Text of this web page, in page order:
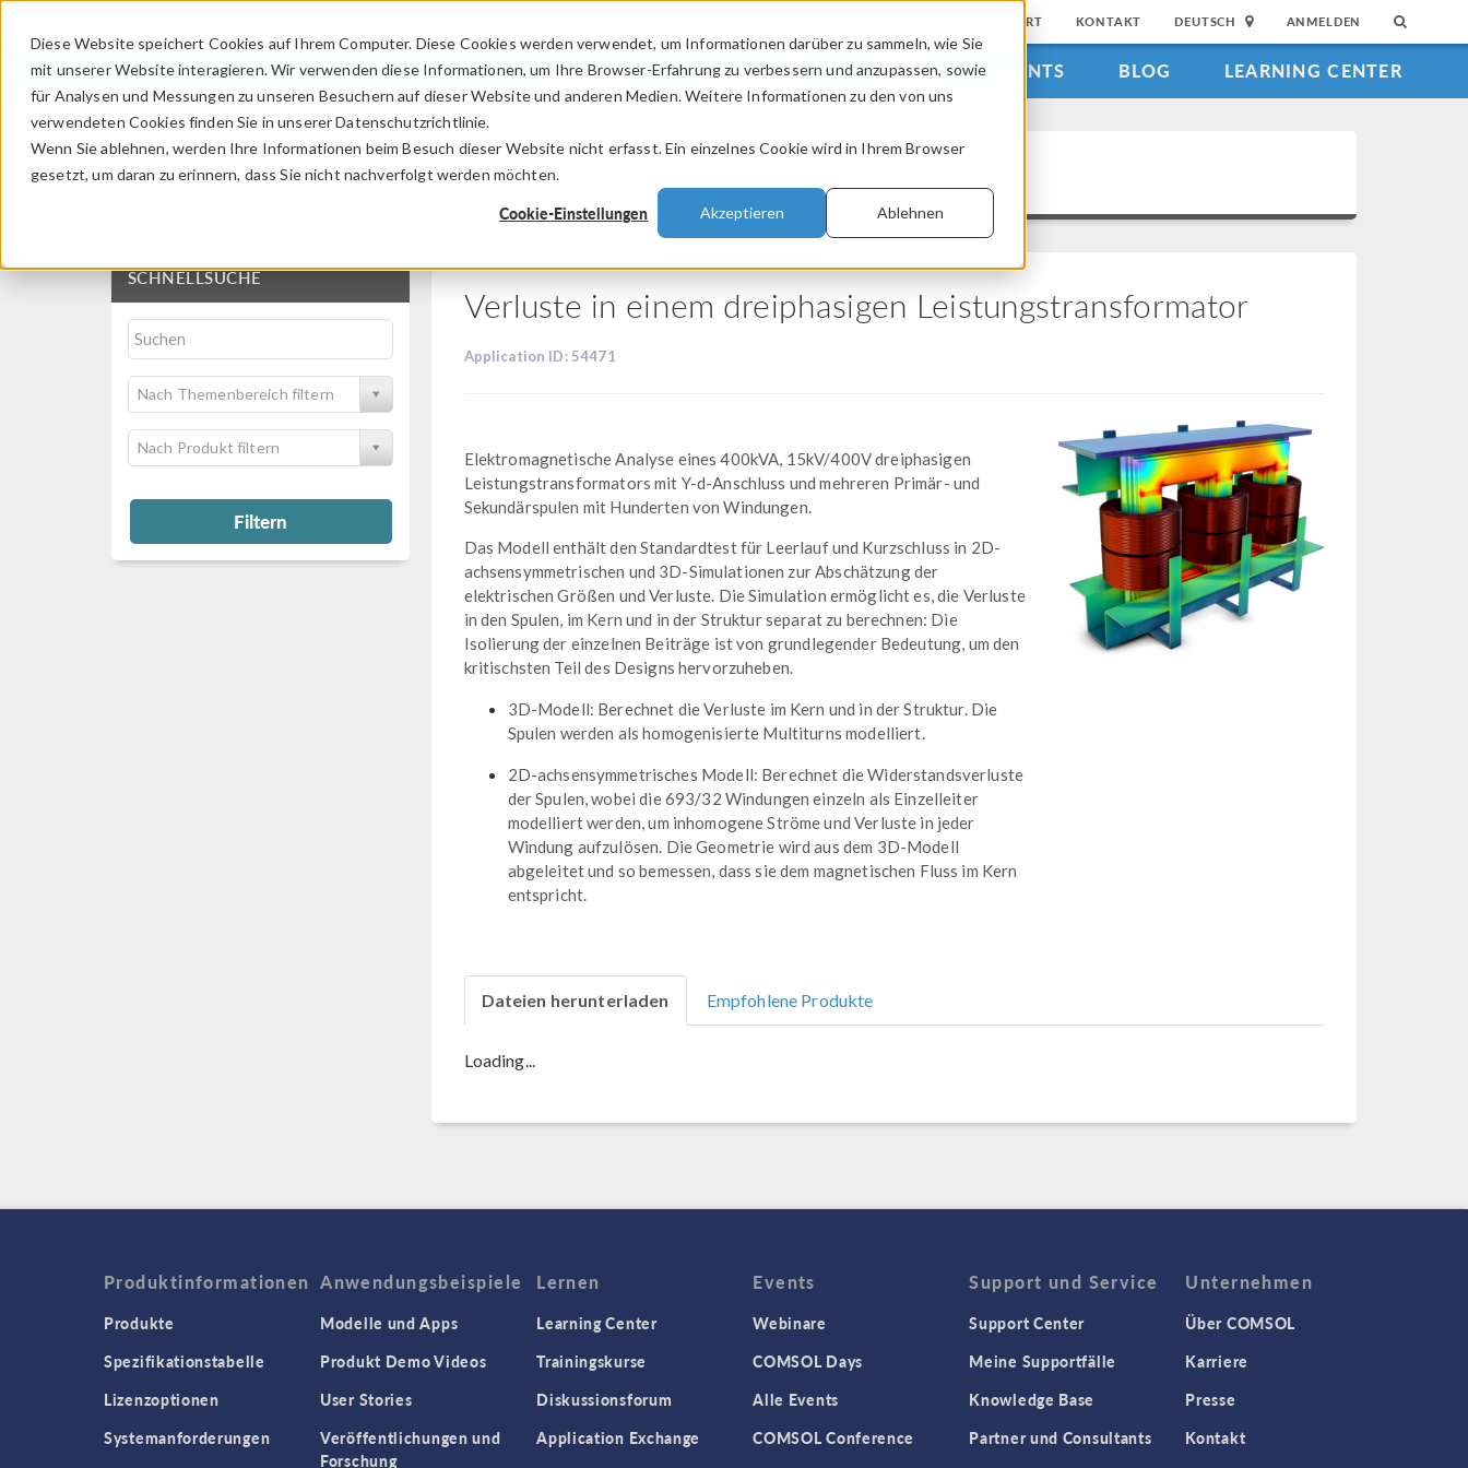
Diese Website speichert Cookies auf Ihrem Computer. Diese Cookies werden verwendet, um Informationen darüber zu sammeln, wie Sie
mit unserer Website interagieren. Wir verwenden diese Informationen, um Ihre Browser-Erfahrung zu verbessern und anzupassen, sowie
für Analysen und Messungen zu unseren Besuchern auf dieser Website und anderen Medien. Weitere Informationen zu den von uns
verwendeten Cookies finden Sie in unserer Datenschutzrichtlinie.
Wenn Sie ablehnen, werden Ihre Informationen beim Besuch dieser Website nicht erfasst. Ein einzelnes Cookie wird in Ihrem Browser
gesetzt, um daran zu erinnern, dass Sie nicht nachverfolgt werden möchten.
Cookie-Einstellungen Akzeptieren Ablehnen
SUPPORT KONTAKT DEUTSCH ANMELDEN
PRODUKTE BRANCHEN VIDEOS EVENTS BLOG LEARNING CENTER
Application Gallery
SCHNELLSUCHE
Nach Themenbereich filtern
Nach Produkt filtern
Filtern
Verluste in einem dreiphasigen Leistungstransformator
Application ID: 54471
Elektromagnetische Analyse eines 400kVA, 15kV/400V dreiphasigen
Leistungstransformators mit Y-d-Anschluss und mehreren Primär- und
Sekundärspulen mit Hunderten von Windungen.
Das Modell enthält den Standardtest für Leerlauf und Kurzschluss in 2D-
achsensymmetrischen und 3D-Simulationen zur Abschätzung der
elektrischen Größen und Verluste. Die Simulation ermöglicht es, die Verluste
in den Spulen, im Kern und in der Struktur separat zu berechnen: Die
Isolierung der einzelnen Beiträge ist von grundlegender Bedeutung, um den
kritischsten Teil des Designs hervorzuheben.
3D-Modell: Berechnet die Verluste im Kern und in der Struktur. Die
Spulen werden als homogenisierte Multiturns modelliert.
2D-achsensymmetrisches Modell: Berechnet die Widerstandsverluste
der Spulen, wobei die 693/32 Windungen einzeln als Einzelleiter
modelliert werden, um inhomogene Ströme und Verluste in jeder
Windung aufzulösen. Die Geometrie wird aus dem 3D-Modell
abgeleitet und so bemessen, dass sie dem magnetischen Fluss im Kern
entspricht.
Dateien herunterladen Empfohlene Produkte
Loading...
Produktinformationen
Produkte
Spezifikationstabelle
Lizenzoptionen
Systemanforderungen
Anwendungsbeispiele
Modelle und Apps
Produkt Demo Videos
User Stories
Veröffentlichungen und
Forschung
Lernen
Learning Center
Trainingskurse
Diskussionsforum
Application Exchange
Events
Webinare
COMSOL Days
Alle Events
COMSOL Conference
Support und Service
Support Center
Meine Supportfälle
Knowledge Base
Partner und Consultants
Unternehmen
Über COMSOL
Karriere
Presse
Kontakt